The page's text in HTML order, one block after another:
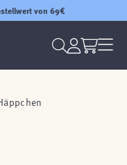
von 69€